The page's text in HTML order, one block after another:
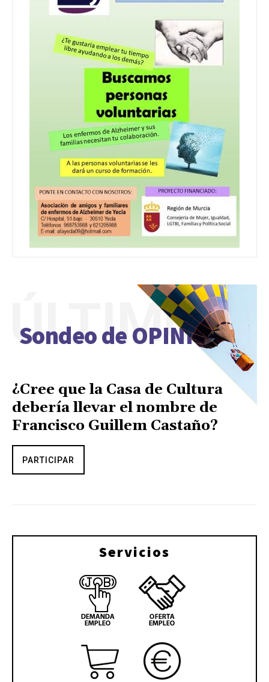
Sondeo de OPINIÓN
ÚLTIMO
¿Cree que la Casa de Cultura
debería llevar el nombre de
Francisco Guillem Castaño?
PARTICIPAR
Servicios